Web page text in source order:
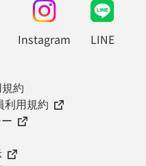
Instagram LINE
約
利用規約